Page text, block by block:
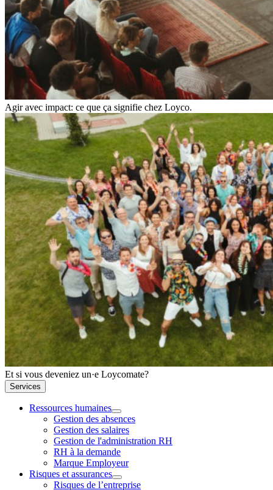
Agir avec impact: ce que ça signifie chez Loyco.
Et si vous deveniez un·e Loycomate?
Services
Ressources humaines
Gestion des absences
Gestion des salaires
Gestion de l'administration RH
RH à la demande
Marque Employeur
Risques et assurances
Risques de l’entreprise